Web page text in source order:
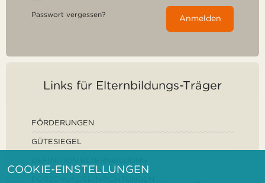
Passwort vergessen? Anmelden
Links für Elternbildungs-Träger
FÖRDERUNGEN
GÜTESIEGEL
COOKIE-EINSTELLUNGEN